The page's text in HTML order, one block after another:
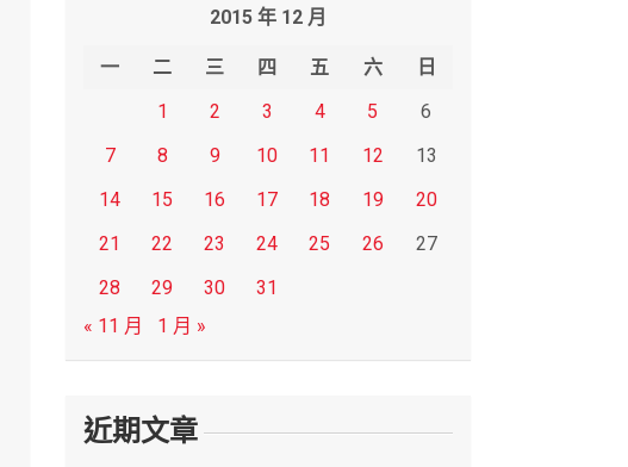
2015 年 12 月
一 二 三 四 五 六
日
1
2 3 4 5
6
7
8 9 10 11 12
13
14
15 16 17 18 19
20
21
22 23 24 25 26
27
28
29 30
31
« 11 月
1 月 »
近期文章